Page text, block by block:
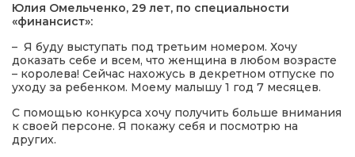
Юлия Омельченко, 29 лет, по специальности
«финансист»:
– Я буду выступать под третьим номером. Хочу
доказать себе и всем, что женщина в любом возрасте
– королева! Сейчас нахожусь в декретном отпуске по
уходу за ребенком. Моему малышу 1 год 7 месяцев.
С помощью конкурса хочу получить больше внимания
к своей персоне. Я покажу себя и посмотрю на
других.